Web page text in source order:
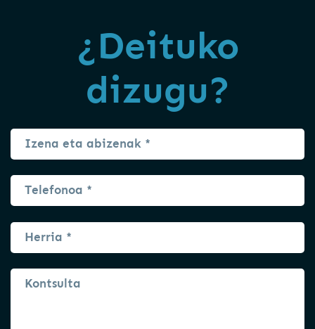
¿Deituko
dizugu?